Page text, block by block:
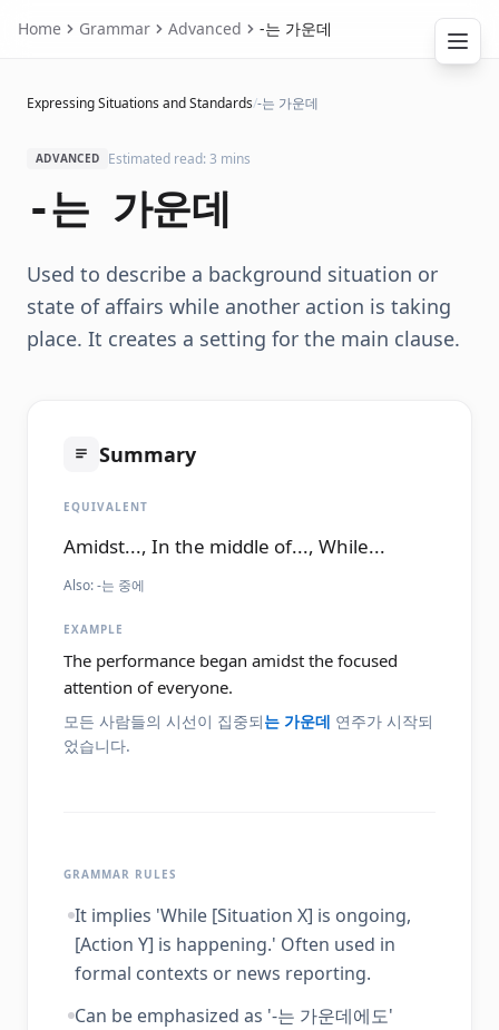
Home Grammar Advanced -는 가운데
Expressing Situations and Standards/-는 가운데
ADVANCED Estimated read: 3 mins
-는 가운데
Used to describe a background situation or
state of affairs while another action is taking
place. It creates a setting for the main clause.
Summary
EQUIVALENT
Amidst..., In the middle of..., While...
Also:-는 중에
EXAMPLE
The performance began amidst the focused
attention of everyone.
모든 사람들의 시선이 집중되는 가운데 연주가 시작되
었습니다.
GRAMMAR RULES
It implies 'While [Situation X] is ongoing,
[Action Y] is happening.' Often used in
formal contexts or news reporting.
Can be emphasized as '-는 가운데에도'